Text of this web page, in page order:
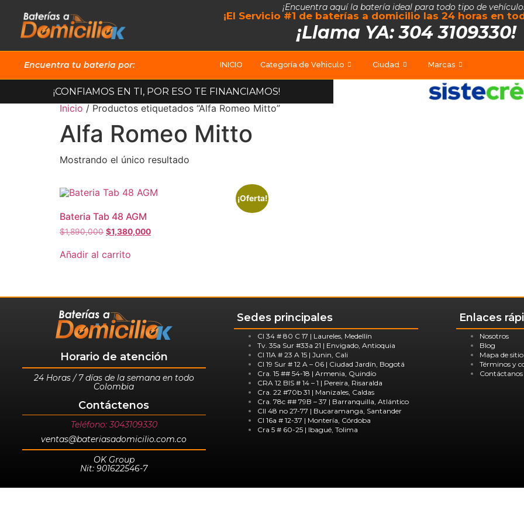
¡Encuentra aquí la batería ideal para todo tipo de
¡El Servicio #1 de baterías a domicilio las 24 horas en
¡Llama YA: 304 3109330!
Encuentra tu bateria por: INICIO Categoría de Vehiculo Ciudad Marcas
¡CONFIAMOS EN TI, POR ESO TE FINANCIAMOS!
Inicio / Productos etiquetados “Alfa Romeo Mitto”
Alfa Romeo Mitto
Mostrando el único resultado
¡Oferta!
Bateria Tab 48 AGM
$1,890,000 $1,380,000
Añadir al carrito
Horario de atención
24 Horas / 7 días de la semana en todo
Colombia
Contáctenos
Teléfono: 3043109330
ventas@bateriasadomicilio.com.co
OK Group
Nit: 901622546-7
Sedes principales
Cl 34 # 80 C 17 | Laureles, Medellín
Tv. 35a Sur #33a 21 | Envigado, Antioquia
Cl 11A # 23 A 15 | Junin, Cali
Cl 19 Sur # 12 A – 06 | Ciudad Jardín, Bogotá
Cra. 15 ## 54-18 | Armenia, Quindío
CRA 12 BIS # 14 – 1 | Pereira, Risaralda
Cra. 22 #70b 31 | Manizales, Caldas
Cra. 78c ## 79B – 37 | Barranquilla, Atlántico
Cll 48 no 27-77 | Bucaramanga, Santander
Cl 16a # 12-37 | Montería, Córdoba
Cra 5 # 60-25 | Ibagué, Tolima
Enlaces
Nosotros
Blog
Mapa de sitio
Términos y
Contáctanos